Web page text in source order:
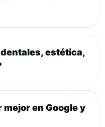
estética,
en Google y